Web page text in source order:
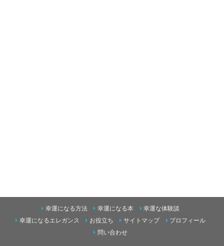
幸運になる方法 幸運になる本
幸運な体験談
幸運になるエレガンス
お役立ち サイトマップ
プロフィール
問い合わせ